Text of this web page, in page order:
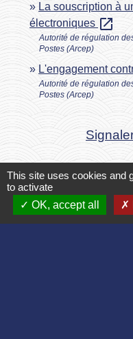
La souscription à
électroniques open_in_new
Autorité de régulation
Postes (Arcep)
L'engagement
Autorité de régulation
Postes (Arcep)
This site uses cookies and
to activate
OK, accept all